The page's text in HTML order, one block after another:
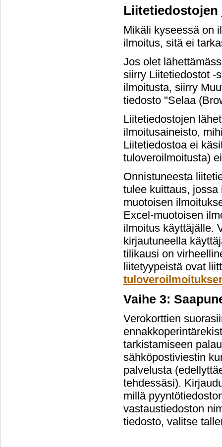
Liitetiedostojen
Mikäli kyseessä on
ilmoitus, sitä ei
Jos olet
siirry Liitetiedostot -
ilmoitusta, siirry
tiedosto "Selaa
Liitetiedostojen
ilmoitusaineisto,
Liitetiedostoa ei
tuloveroilmoitusta)
Onnistuneesta
tulee kuittaus,
muotoisen
Excel-muotoisen
ilmoitus käyttäjälle.
kirjautuneella
tilikausi on
liitetyypeistä ovat
Vaihe 3:
Verokorttien
tarkistamiseen
sähköpostiviestin
palvelusta
tehdessäsi).
millä
vastaustiedoston
tiedosto, valitse